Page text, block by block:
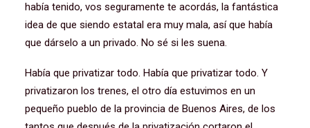
había tenido, vos seguramente te acordás, la fantástica
idea de que siendo estatal era muy mala, así que había
que dárselo a un privado. No sé si les suena.
Había que privatizar todo. Había que privatizar todo. Y
privatizaron los trenes, el otro día estuvimos en un
pequeño pueblo de la provincia de Buenos Aires, de los